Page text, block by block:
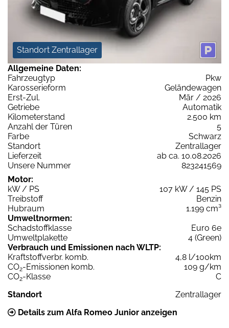
Standort Zentrallager
Allgemeine Daten:
Fahrzeugtyp
Pkw
Karosserieform
Geländewagen
Erst-Zul.
Mär / 2026
Getriebe
Automatik
Kilometerstand
2.500 km
Anzahl der Türen
5
Farbe
Schwarz
Standort
Zentrallager
Lieferzeit
ab ca. 10.08.2026
Unsere Nummer
823241569
Motor:
kW / PS
107 kW / 145 PS
Treibstoff
Benzin
Hubraum
1.199 cm³
Umweltnormen:
Schadstoffklasse
Euro 6e
Umweltplakette
4 (Green)
Verbrauch und Emissionen nach WLTP:
Kraftstoffverbr. komb.
4,8 l/100km
CO2-Emissionen komb.
109 g/km
CO2-Klasse
C
Standort
Zentrallager
Details zum Alfa Romeo Junior anzeigen